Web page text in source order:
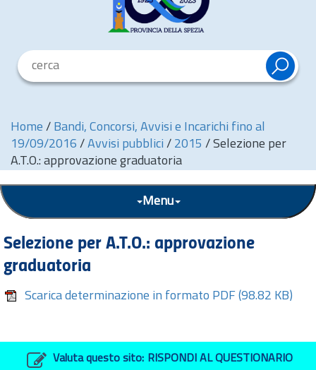
Home / Bandi, Concorsi, Avvisi e Incarichi fino al
19/09/2016 / Avvisi pubblici / 2015 / Selezione per
A.T.O.: approvazione graduatoria
Menu
Selezione per A.T.O.: approvazione
graduatoria
Scarica determinazione in formato PDF (98.82 KB)
Valuta questo sito: RISPONDI AL QUESTIONARIO